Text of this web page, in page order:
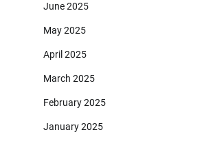
June 2025
May 2025
April 2025
March 2025
February 2025
January 2025